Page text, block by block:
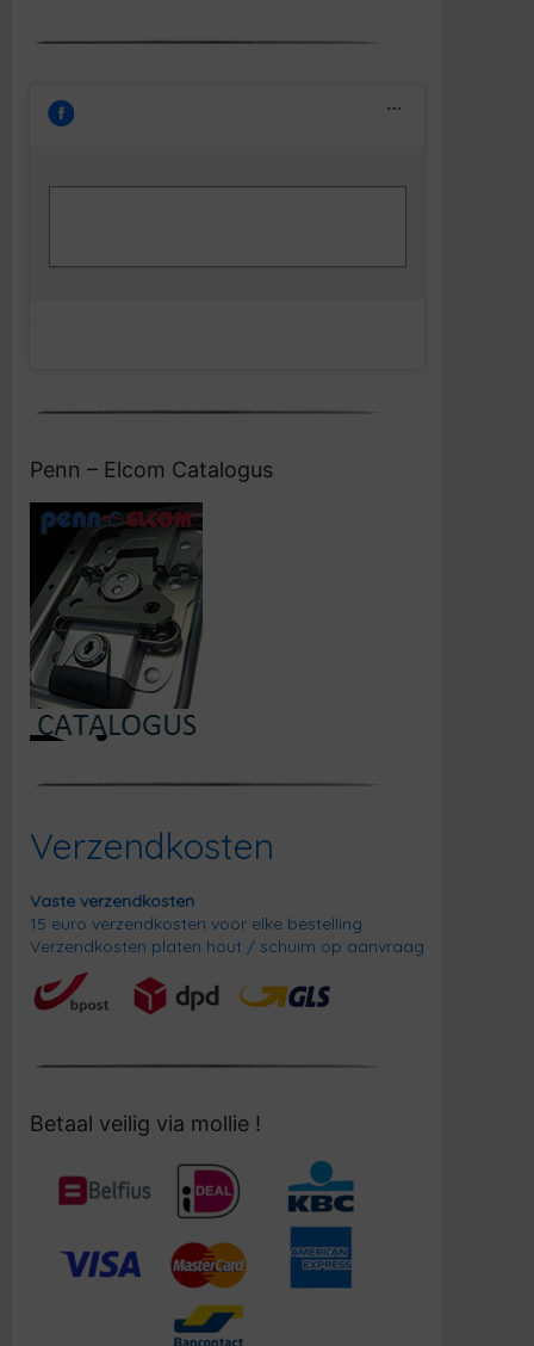
Penn – Elcom Catalogus
Verzendkosten
Vaste verzendkosten
15 euro verzendkosten voor elke bestelling.
Verzendkosten platen hout / schuim op aanvraag
Betaal veilig via mollie !